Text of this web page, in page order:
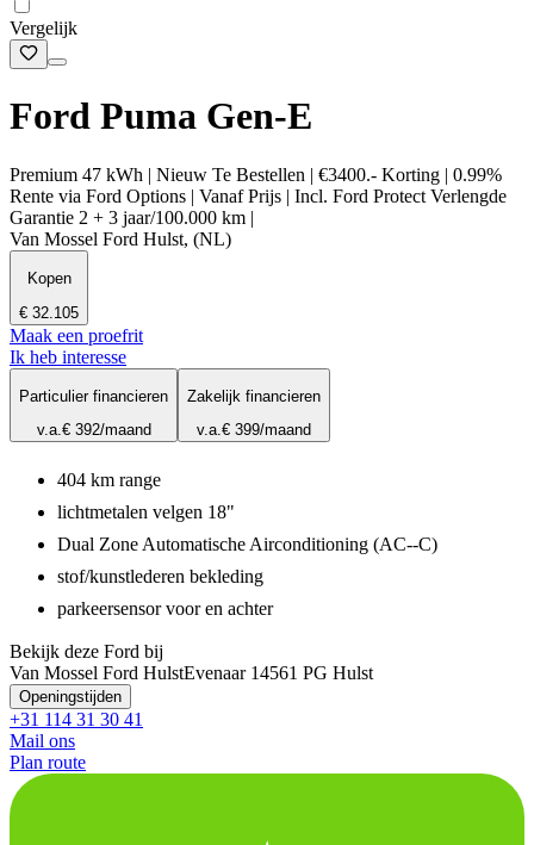
Vergelijk
Ford Puma Gen-E
Premium 47 kWh | Nieuw Te Bestellen | €3400.- Korting | 0.99%
Rente via Ford Options | Vanaf Prijs | Incl. Ford Protect Verlengde
Garantie 2 + 3 jaar/100.000 km |
Van Mossel Ford Hulst, (NL)
Kopen
€ 32.105
Maak een proefrit
Ik heb interesse
Particulier financieren
v.a.€ 392/maand
Zakelijk financieren
v.a.€ 399/maand
404 km range
lichtmetalen velgen 18"
Dual Zone Automatische Airconditioning (AC--C)
stof/kunstlederen bekleding
parkeersensor voor en achter
Bekijk deze Ford bij
Van Mossel Ford HulstEvenaar 14561 PG Hulst
Openingstijden
+31 114 31 30 41
Mail ons
Plan route